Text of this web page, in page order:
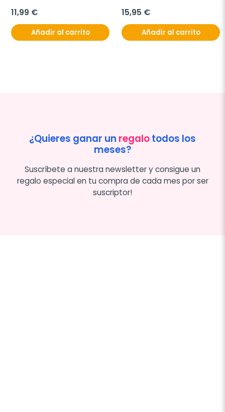
11,99 €
Añadir al carrito
15,95 €
Añadir al carrito
¿Quieres ganar un regalotodos los
meses?
Suscríbete a nuestra newsletter y consigue un
regalo especial en tu compra de cada mes por ser
suscriptor!